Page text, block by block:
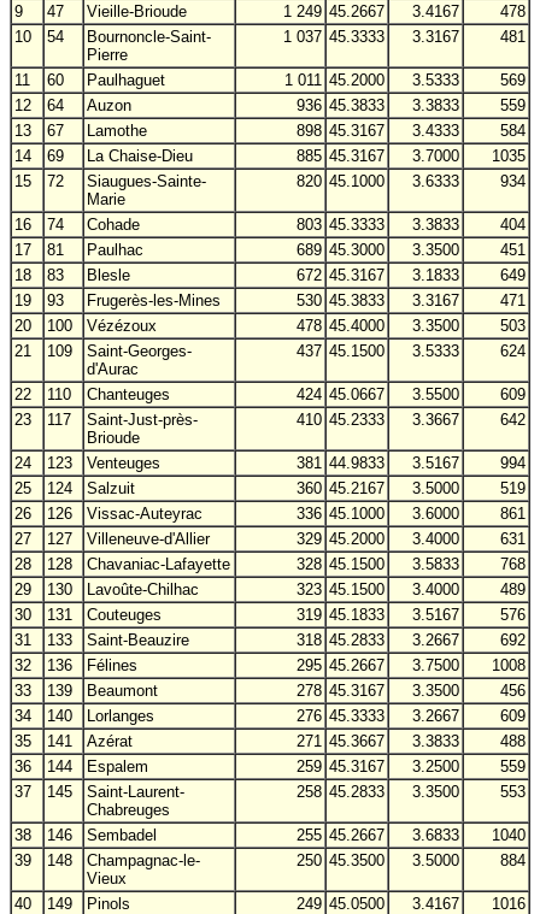
9
47 Vieille-Brioude 1 249 45.2667 3.4167
478
10
54
Bournoncle-Saint-
Pierre
1 037 45.3333 3.3167 481
11 60 Paulhaguet 1 011 45.2000 3.5333
569
12
64 Auzon 936 45.3833 3.3833
559
13
67 Lamothe 898 45.3167 3.4333
584
14
69 La Chaise-Dieu 885 45.3167 3.7000
1035
15
72
Siaugues-Sainte-
Marie
820 45.1000 3.6333 934
16 74 Cohade 803 45.3333 3.3833
404
17
81 Paulhac 689 45.3000 3.3500
451
18
83 Blesle 672 45.3167 3.1833
649
19
93 Frugerès-les-Mines 530 45.3833 3.3167
471
20
100 Vézézoux 478 45.4000 3.3500
503
21
109
Saint-Georges-
d'Aurac
437 45.1500 3.5333 624
22 110 Chanteuges 424 45.0667 3.5500
609
23
117
Saint-Just-près-
Brioude
410 45.2333 3.3667 642
24 123 Venteuges 381 44.9833 3.5167
994
25
124 Salzuit 360 45.2167 3.5000
519
26
126 Vissac-Auteyrac 336 45.1000 3.6000
861
27
127 Villeneuve-d'Allier 329 45.2000 3.4000
631
28
128 Chavaniac-Lafayette 328 45.1500 3.5833
768
29
130 Lavoûte-Chilhac 323 45.1500 3.4000
489
30
131 Couteuges 319 45.1833 3.5167
576
31
133 Saint-Beauzire 318 45.2833 3.2667
692
32
136 Félines 295 45.2667 3.7500
1008
33
139 Beaumont 278 45.3167 3.3500
456
34
140 Lorlanges 276 45.3333 3.2667
609
35
141 Azérat 271 45.3667 3.3833
488
36
144 Espalem 259 45.3167 3.2500
559
37
145
Saint-Laurent-
Chabreuges
258 45.2833 3.3500 553
38 146 Sembadel 255 45.2667 3.6833
1040
39
148
Champagnac-le-
Vieux
250 45.3500 3.5000 884
40 149 Pinols 249 45.0500 3.4167
1016